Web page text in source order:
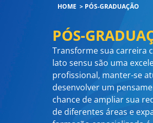
HOME > PÓS-GRADUAÇÃO
PÓS-
Transforme sua carreira
lato sensu são uma
profissional, manter-se
desenvolver um
chance de ampliar sua
de diferentes áreas e